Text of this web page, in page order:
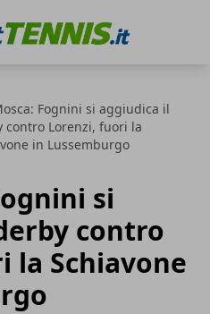
Fognini si aggiudica il
contro Lorenzi, fuori la
in Lussemburgo
si
contro
la Schiavone